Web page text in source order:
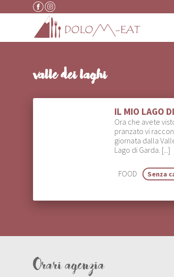
Vai al contenuto
valle dei laghi
IL MIO LAGO
Ora che avete
pranzato vi
giornata dalla
Lago di Garda. [...]
FOOD Senza
Orari agenzia